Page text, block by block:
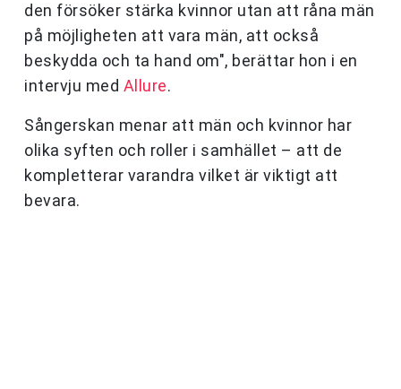
den försöker stärka kvinnor utan att råna män
på möjligheten att vara män, att också
beskydda och ta hand om", berättar hon i en
intervju med Allure.
Sångerskan menar att män och kvinnor har
olika syften och roller i samhället – att de
kompletterar varandra vilket är viktigt att
bevara.